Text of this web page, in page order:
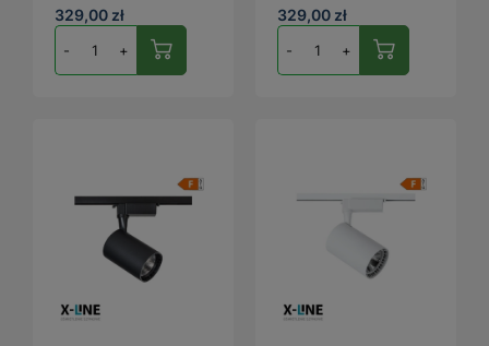
329,00 zł
- +
329,00 zł
- +